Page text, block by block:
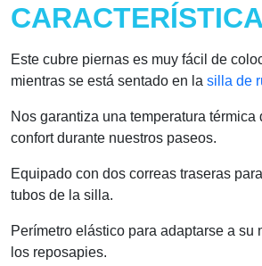
Este cubre piernas es muy fácil de
mientras se está sentado en la silla de
Nos garantiza una temperatura térmica
confort durante nuestros paseos.
Equipado con dos correas traseras
tubos de la silla.
Perímetro elástico para adaptarse a su
los reposapies.